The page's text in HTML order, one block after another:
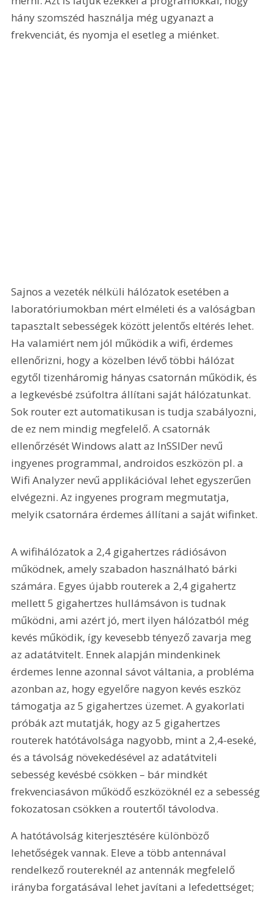
hány szomszéd használja még ugyanazt a
frekvenciát, és nyomja el esetleg a miénket.
Sajnos a vezeték nélküli hálózatok esetében a
laboratóriumokban mért elméleti és a valóságban
tapasztalt sebességek között jelentős eltérés lehet.
Ha valamiért nem jól működik a wifi, érdemes
ellenőrizni, hogy a közelben lévő többi hálózat
egytől tizenháromig hányas csatornán működik, és
a legkevésbé zsúfoltra állítani saját hálózatunkat.
Sok router ezt automatikusan is tudja szabályozni,
de ez nem mindig megfelelő. A csatornák
ellenőrzését Windows alatt az InSSIDer nevű
ingyenes programmal, androidos eszközön pl. a
Wifi Analyzer nevű applikációval lehet egyszerűen
elvégezni. Az ingyenes program megmutatja,
melyik csatornára érdemes állítani a saját wifinket.
A wifihálózatok a 2,4 gigahertzes rádiósávon
működnek, amely szabadon használható bárki
számára. Egyes újabb routerek a 2,4 gigahertz
mellett 5 gigahertzes hullámsávon is tudnak
működni, ami azért jó, mert ilyen hálózatból még
kevés működik, így kevesebb tényező zavarja meg
az adatátvitelt. Ennek alapján mindenkinek
érdemes lenne azonnal sávot váltania, a probléma
azonban az, hogy egyelőre nagyon kevés eszköz
támogatja az 5 gigahertzes üzemet. A gyakorlati
próbák azt mutatják, hogy az 5 gigahertzes
routerek hatótávolsága nagyobb, mint a 2,4-eseké,
és a távolság növekedésével az adatátviteli
sebesség kevésbé csökken – bár mindkét
frekvenciasávon működő eszközöknél ez a sebesség
fokozatosan csökken a routertől távolodva.
A hatótávolság kiterjesztésére különböző
lehetőségek vannak. Eleve a több antennával
rendelkező routereknél az antennák megfelelő
irányba forgatásával lehet javítani a lefedettséget;